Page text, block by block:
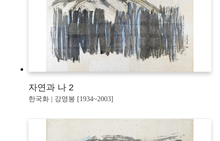
자연과 나 2
한국화 | 강영봉 [1934~2003]